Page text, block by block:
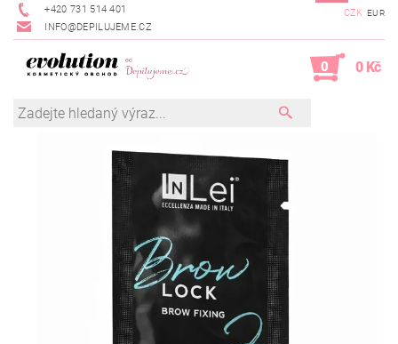
+420 731 514 401
INFO@DEPILUJEME.CZ
CZK EUR
0 0 Kč